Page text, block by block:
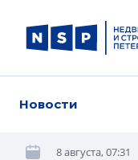
Новости
8 августа, 07:31